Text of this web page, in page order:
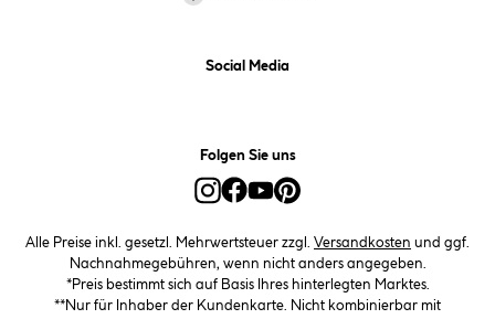
Social Media
Folgen Sie uns
Alle Preise inkl. gesetzl. Mehrwertsteuer zzgl. Versandkosten und ggf.
Nachnahmegebühren, wenn nicht anders angegeben.
*Preis bestimmt sich auf Basis Ihres hinterlegten Marktes.
**Nur für Inhaber der Kundenkarte. Nicht kombinierbar mit